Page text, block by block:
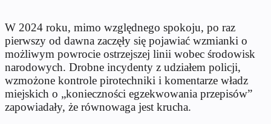
W 2024 roku, mimo względnego spokoju, po raz
pierwszy od dawna zaczęły się pojawiać wzmianki o
możliwym powrocie ostrzejszej linii wobec środowisk
narodowych. Drobne incydenty z udziałem policji,
wzmożone kontrole pirotechniki i komentarze władz
miejskich o „konieczności egzekwowania przepisów”
zapowiadały, że równowaga jest krucha.